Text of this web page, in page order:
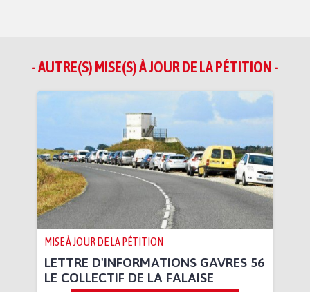
- AUTRE(S) MISE(S) À JOUR DE LA PÉTITION -
MISE À JOUR DE LA PÉTITION
LETTRE D'INFORMATIONS GAVRES 56
LE COLLECTIF DE LA FALAISE